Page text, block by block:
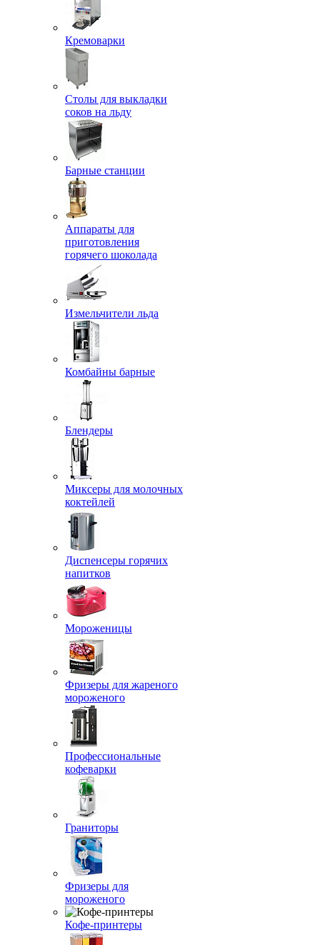
Кремоварки
Столы для выкладки
соков на льду
Барные станции
Аппараты для
приготовления
горячего шоколада
Измельчители льда
Комбайны барные
Блендеры
Миксеры для молочных
коктейлей
Диспенсеры горячих
напитков
Мороженицы
Фризеры для жареного
мороженого
Профессиональные
кофеварки
Граниторы
Фризеры для
мороженого
Кофе-принтеры